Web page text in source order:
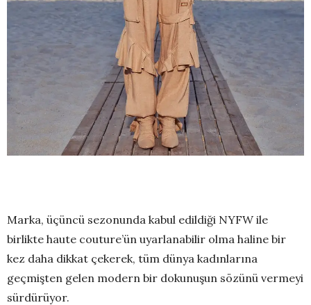
Marka, üçüncü sezonunda kabul edildiği NYFW ile
birlikte haute couture’ün uyarlanabilir olma haline bir
kez daha dikkat çekerek, tüm dünya kadınlarına
geçmişten gelen modern bir dokunuşun sözünü vermeyi
sürdürüyor.